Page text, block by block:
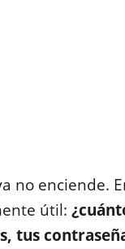
no enciende.
útil:
tus